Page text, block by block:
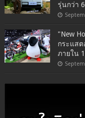
รุ่นกว่า
"New
กระแส
ภายใน